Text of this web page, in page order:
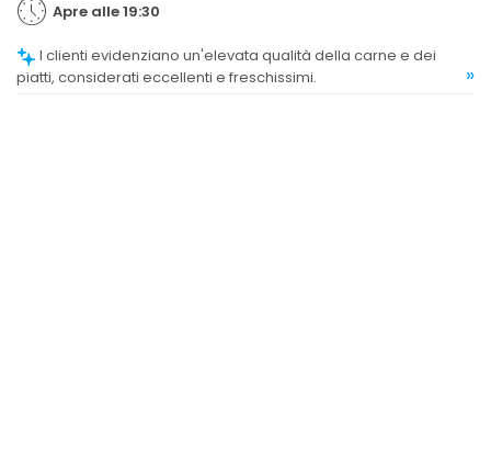
Apre alle 19:30
piatti, considerati eccellenti e freschissimi.
»